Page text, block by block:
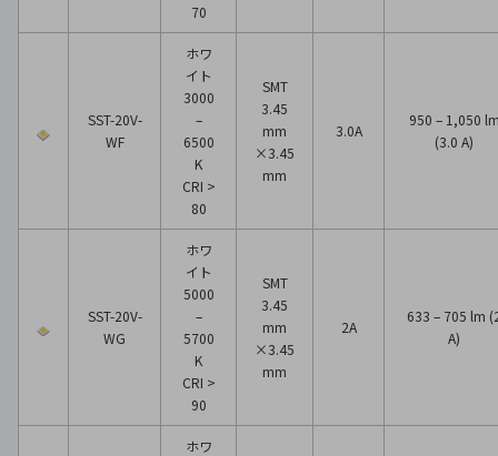
70
SST-20V-
WF
ホワ
イト
3000
–
6500
K
CRI >
80
SMT
3.45
mm
×3.45
mm
3.0A
950 – 1,050
(3.0 A)
SST-20V-
WG
ホワ
イト
5000
–
5700
K
CRI >
90
SMT
3.45
mm
×3.45
mm
2A
633 – 705 lm
A)
ホワ